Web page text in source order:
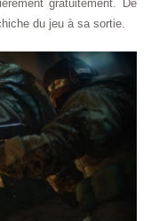
gratuitement. De
du jeu à sa sortie.